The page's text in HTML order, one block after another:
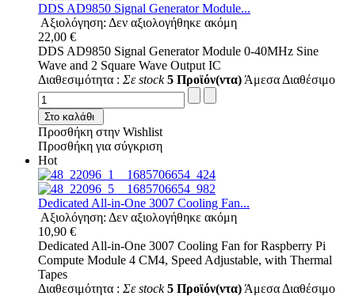
DDS AD9850 Signal Generator Module...
Αξιολόγηση: Δεν αξιολογήθηκε ακόμη
22,00 €
DDS AD9850 Signal Generator Module 0-40MHz Sine
Wave and 2 Square Wave Output IC
Διαθεσιμότητα : Σε stock 5 Προϊόν(ντα) Άμεσα Διαθέσιμο
Στο καλάθι
Προσθήκη στην Wishlist
Προσθήκη για σύγκριση
Hot
Dedicated All-in-One 3007 Cooling Fan...
Αξιολόγηση: Δεν αξιολογήθηκε ακόμη
10,90 €
Dedicated All-in-One 3007 Cooling Fan for Raspberry Pi
Compute Module 4 CM4, Speed Adjustable, with Thermal
Tapes
Διαθεσιμότητα : Σε stock 5 Προϊόν(ντα) Άμεσα Διαθέσιμο